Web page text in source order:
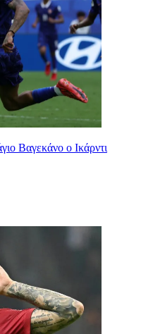
Βαγεκάνο ο Ικάρντι